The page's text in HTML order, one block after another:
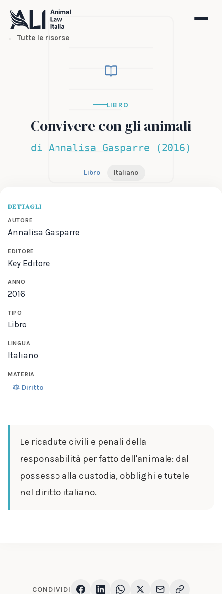
← Tutte le risorse
LIBRO
Convivere con gli animali
di Annalisa Gasparre (2016)
Libro Italiano
DETTAGLI
AUTORE
Annalisa Gasparre
EDITORE
Key Editore
ANNO
2016
TIPO
Libro
LINGUA
Italiano
MATERIA
Diritto
Le ricadute civili e penali della
responsabilità per fatto dell'animale: dal
possesso alla custodia, obblighi e tutele
nel diritto italiano.
CONDIVIDI